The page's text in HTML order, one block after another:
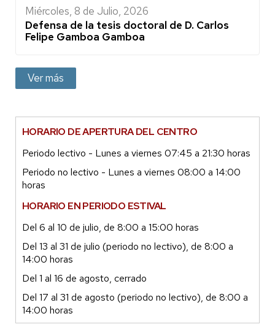
Miércoles, 8 de Julio, 2026
Defensa de la tesis doctoral de D. Carlos
Felipe Gamboa Gamboa
Ver más
HORARIO DE APERTURA DEL CENTRO
Periodo lectivo - Lunes a viernes 07:45 a 21:30 horas
Periodo no lectivo - Lunes a viernes 08:00 a 14:00
horas
HORARIO EN PERIODO ESTIVAL
Del 6 al 10 de julio, de 8:00 a 15:00 horas
Del 13 al 31 de julio (periodo no lectivo), de 8:00 a
14:00 horas
Del 1 al 16 de agosto, cerrado
Del 17 al 31 de agosto (periodo no lectivo), de 8:00 a
14:00 horas